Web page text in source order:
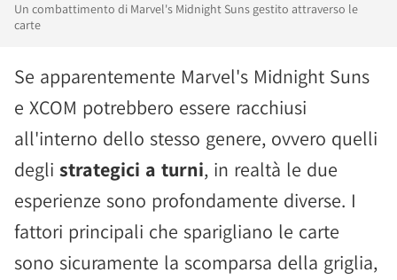
Un combattimento di Marvel's Midnight Suns gestito attraverso le
carte
Se apparentemente Marvel's Midnight Suns
e XCOM potrebbero essere racchiusi
all'interno dello stesso genere, ovvero quelli
degli strategici a turni, in realtà le due
esperienze sono profondamente diverse. I
fattori principali che sparigliano le carte
sono sicuramente la scomparsa della griglia,